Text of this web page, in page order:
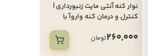
نوار کنه آنتی مایت زنبورداری |
کنترل و درمان کنه واروآ با
260,000تومان